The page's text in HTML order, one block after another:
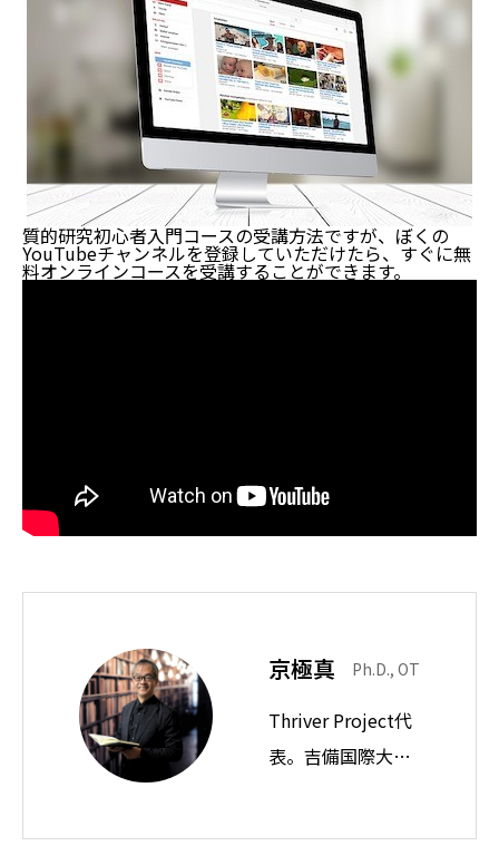
質的研究初心者入門コースの受講方法ですが、ぼくの
YouTubeチャンネルを登録していただけたら、すぐに無
料オンラインコースを受講することができます。
京極真 Ph.D., OT
Thriver Project代
表。吉備国際大学
質的研究初心者入門コース【無料オンラインコース】
とは？
質的研究初心者入門コースの構成
質的研究初心者入門コースへの参加はここからどう
ぞ！